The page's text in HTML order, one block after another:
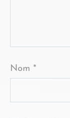
Nom *